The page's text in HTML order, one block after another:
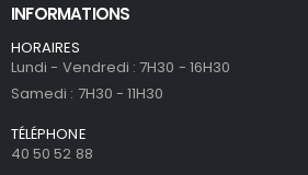
INFORMATIONS
HORAIRES
Lundi - Vendredi : 7H30 - 16H30
Samedi : 7H30 - 11H30
TÉLÉPHONE
40 50 52 88